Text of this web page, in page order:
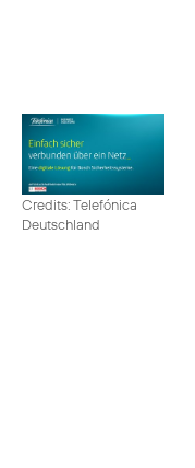
Credits: Telefónica
Deutschland